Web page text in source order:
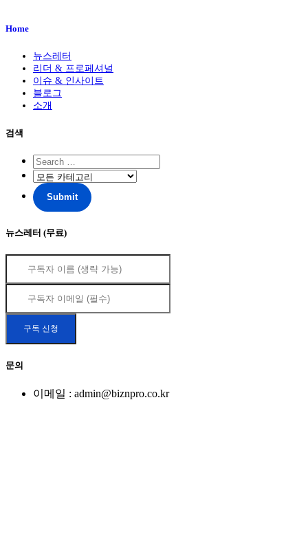
Home
뉴스레터
리더 & 프로페셔널
이슈 & 인사이트
블로그
소개
검색
뉴스레터 (무료)
문의
이메일 : admin@biznpro.co.kr